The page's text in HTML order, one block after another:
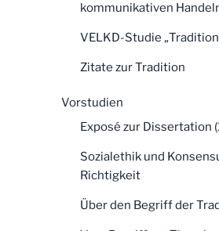
kommunikativen
VELKD-Studie
Zitate zur Tradition
Vorstudien
Exposé zur Dissertation
Sozialethik und
Richtigkeit
Über den Begriff der